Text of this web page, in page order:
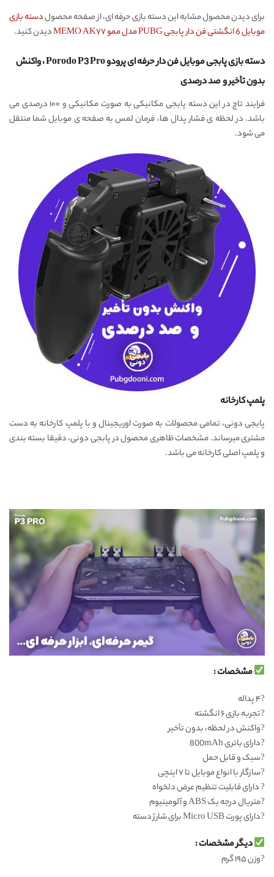
برای دیدن محصول مشابه این دسته بازی حرفه ای، از صفحه محصولدسته بازی
موبایل 6 انگشتی فن دار پابجی PUBG مدل ممو MEMO AK۷۷
دیدن کنید.
دسته بازی پابجی موبایل فن دار حرفه ای پرودو Porodo P3 Pro ، واکنش
بدون تأخیر و صد درصدی
فرایند تاچ در این دسته پابجی مکانیکی به صورت مکانیکی و ۱۰۰ درصدی می
باشد. در لحظه ی فشار پدال ها، فرمان لمس به صفحه ی موبایل شما منتقل
می شود.
پلمپ کارخانه
پابجی دونی، تمامی محصولات به صورت اوریجینال و با پلمپ کارخانه به دست
مشتری میرساند. مشخصات ظاهری محصول در پابجی دونی، دقیقا بسته بندی
و پلمپ اصلی کارخانه می باشد.
مشخصات :
?۴ پداله
?تجربه بازی ۶ انگشته
?واکنش در لحظه، بدون تأخیر
?دارای باتری 800mAh
?سبک و قابل حمل
?سازگار با انواع موبایل تا ۷ اینچی
? دارای قابلیت تنظیم عرض دلخواه
?متریال درجه یک ABS و آلومینیوم
?دارای پورت Micro USB برای شارژ دسته
دیگر مشخصات :
?وزن ۱۹۵ گرم